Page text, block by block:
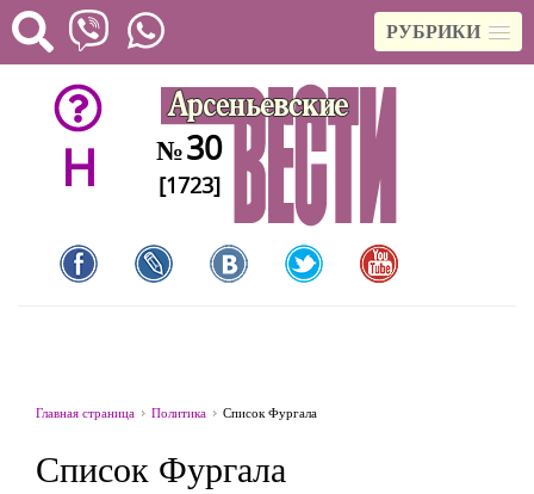
РУБРИКИ
H №30
[1723]
Главная страница Политика Список Фургала
Список Фургала